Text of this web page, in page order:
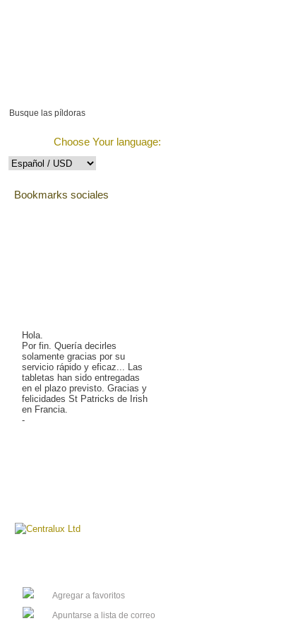
Choose Your language:
Bookmarks sociales
Hola.
Por fin. Quería decirles
solamente gracias por su
servicio rápido y eficaz... Las
tabletas han sido entregadas
en el plazo previsto. Gracias y
felicidades St Patricks de Irish
en Francia.
-
Agregar a favoritos
Apuntarse a lista de correo